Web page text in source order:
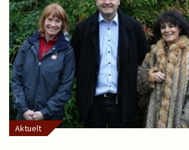
Aktuelt